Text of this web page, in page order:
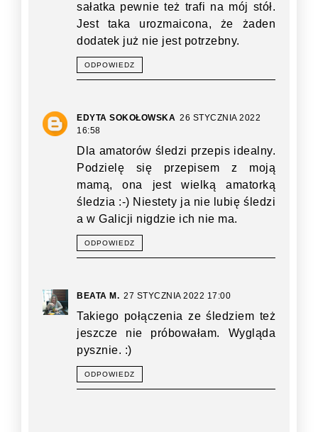
sałatka pewnie też trafi na mój stół.
Jest taka urozmaicona, że żaden
dodatek już nie jest potrzebny.
ODPOWIEDZ
EDYTA SOKOŁOWSKA 26 STYCZNIA 2022
16:58
Dla amatorów śledzi przepis idealny.
Podzielę się przepisem z moją
mamą, ona jest wielką amatorką
śledzia :-) Niestety ja nie lubię śledzi
a w Galicji nigdzie ich nie ma.
ODPOWIEDZ
BEATA M. 27 STYCZNIA 2022 17:00
Takiego połączenia ze śledziem też
jeszcze nie próbowałam. Wygląda
pysznie. :)
ODPOWIEDZ